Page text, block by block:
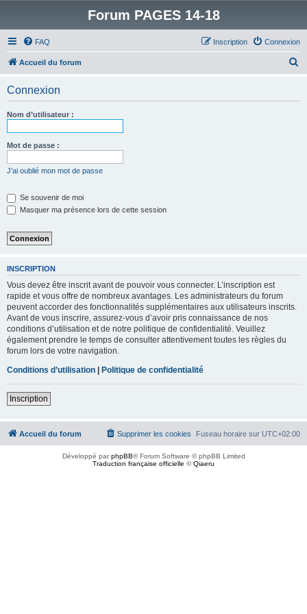
Forum PAGES 14-18
FAQ Connexion
Inscription
Accueil du forum
Connexion
Nom d’utilisateur :
Mot de passe :
J’ai oublié mon mot de passe
Se souvenir de moi
Masquer ma présence lors de cette session
INSCRIPTION
Vous devez être inscrit avant de pouvoir vous connecter. L’inscription est
rapide et vous offre de nombreux avantages. Les administrateurs du forum
peuvent accorder des fonctionnalités supplémentaires aux utilisateurs inscrits.
Avant de vous inscrire, assurez-vous d’avoir pris connaissance de nos
conditions d’utilisation et de notre politique de confidentialité. Veuillez
également prendre le temps de consulter attentivement toutes les règles du
forum lors de votre navigation.
Conditions d’utilisation | Politique de confidentialité
Inscription
Accueil du forum Fuseau horaire sur UTC+02:00
Supprimer les cookies
Développé parphpBB® Forum Software © phpBB Limited
Traduction française officielle ©Qiaeru